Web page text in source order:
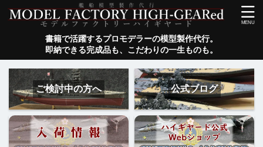
書籍で活躍するプロモデラーの模型製作代行。
即納できる完成品も、こだわりの一生ものも。
ご検討中の方へ 公式ブログ